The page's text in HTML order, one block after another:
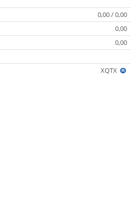
0,00 / 0,00
0,00
0,00
XQTX